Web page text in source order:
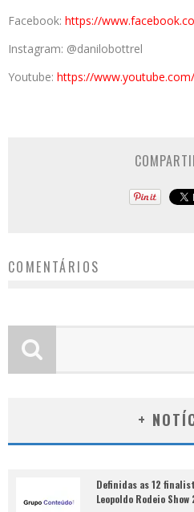
Facebook: https://
Instagram: @danilobottrel
Youtube: https://
COMENTÁRIOS
+
Definidas as 12
Leopoldo Rodeio Show